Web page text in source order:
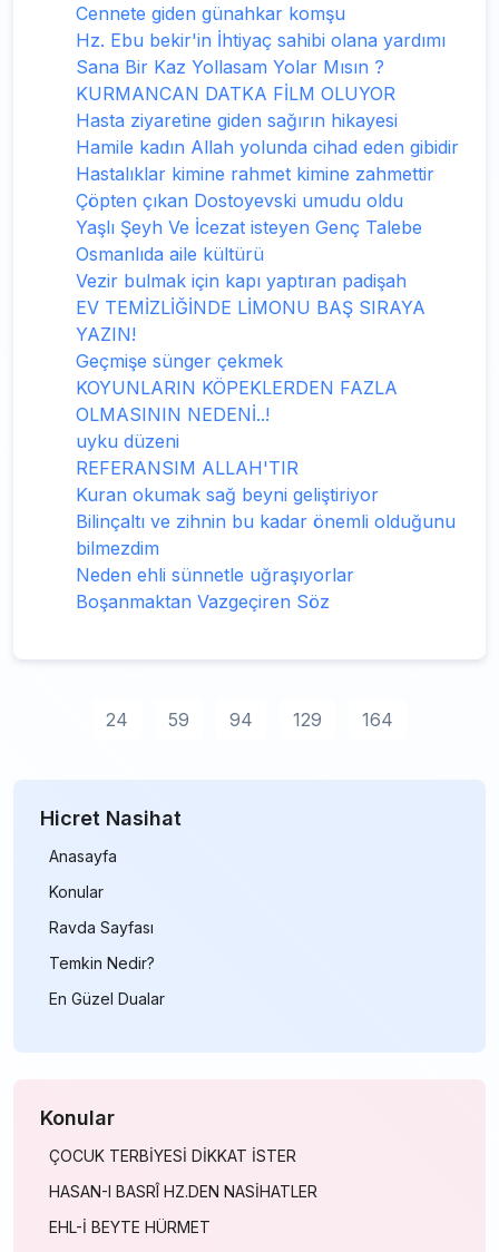
Cennete giden günahkar komşu
Hz. Ebu bekir'in İhtiyaç sahibi olana yardımı
Sana Bir Kaz Yollasam Yolar Mısın ?
KURMANCAN DATKA FİLM OLUYOR
Hasta ziyaretine giden sağırın hikayesi
Hamile kadın Allah yolunda cihad eden gibidir
Hastalıklar kimine rahmet kimine zahmettir
Çöpten çıkan Dostoyevski umudu oldu
Yaşlı Şeyh Ve İcezat isteyen Genç Talebe
Osmanlıda aile kültürü
Vezir bulmak için kapı yaptıran padişah
EV TEMİZLİĞİNDE LİMONU BAŞ SIRAYA
YAZIN!
Geçmişe sünger çekmek
KOYUNLARIN KÖPEKLERDEN FAZLA
OLMASININ NEDENİ..!
uyku düzeni
REFERANSIM ALLAH'TIR
Kuran okumak sağ beyni geliştiriyor
Bilinçaltı ve zihnin bu kadar önemli olduğunu
bilmezdim
Neden ehli sünnetle uğraşıyorlar
Boşanmaktan Vazgeçiren Söz
24 59 94 129 164
Hicret Nasihat
Anasayfa
Konular
Ravda Sayfası
Temkin Nedir?
En Güzel Dualar
Konular
ÇOCUK TERBİYESİ DİKKAT İSTER
HASAN-I BASRÎ HZ.DEN NASİHATLER
EHL-İ BEYTE HÜRMET